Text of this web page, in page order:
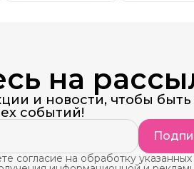
на
и новости, чтобы быть
событий!
согласие на обработку указанных